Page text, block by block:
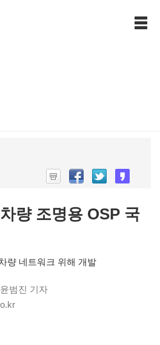
량 조명용 OSP 국
량 네트워크 위해 개발
범진 기자